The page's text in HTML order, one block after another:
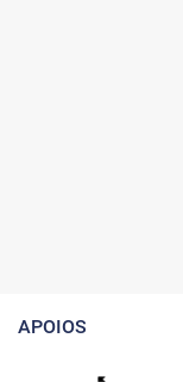
APOIOS